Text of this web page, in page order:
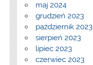
maj 2024
grudzień 2023
październik 2023
sierpień 2023
lipiec 2023
czerwiec 2023